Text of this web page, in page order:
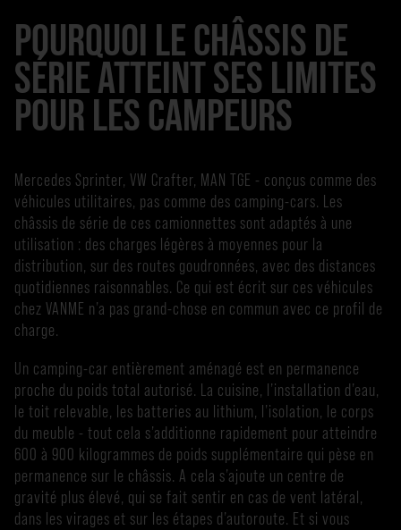
POURQUOI LE CHÂSSIS DE
SÉRIE ATTEINT SES LIMITES
POUR LES CAMPEURS
Mercedes Sprinter, VW Crafter, MAN TGE - conçus comme des
véhicules utilitaires, pas comme des camping-cars. Les
châssis de série de ces camionnettes sont adaptés à une
utilisation : des charges légères à moyennes pour la
distribution, sur des routes goudronnées, avec des distances
quotidiennes raisonnables. Ce qui est écrit sur ces véhicules
chez VANME n’a pas grand-chose en commun avec ce profil de
charge.
Un camping-car entièrement aménagé est en permanence
proche du poids total autorisé. La cuisine, l’installation d’eau,
le toit relevable, les batteries au lithium, l’isolation, le corps
du meuble - tout cela s’additionne rapidement pour atteindre
600 à 900 kilogrammes de poids supplémentaire qui pèse en
permanence sur le châssis. A cela s’ajoute un centre de
gravité plus élevé, qui se fait sentir en cas de vent latéral,
dans les virages et sur les étapes d’autoroute. Et si vous